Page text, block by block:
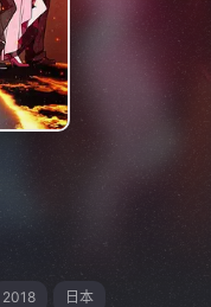
2018 日本